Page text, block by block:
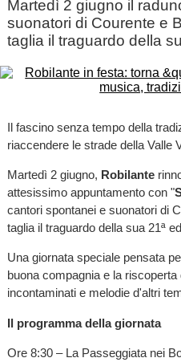
Martedì 2 giugno il
suonatori di Courente e
taglia il traguardo della
Il fascino senza tempo della
riaccendere le strade della Valle
Martedì 2 giugno, Robilante
attesissimo appuntamento con "
cantori spontanei e suonatori di
taglia il traguardo della sua 21ª
Una giornata speciale pensata
buona compagnia e la
incontaminati e melodie d'altri
Il programma della giornata
Ore 8:30 – La Passeggiata nei